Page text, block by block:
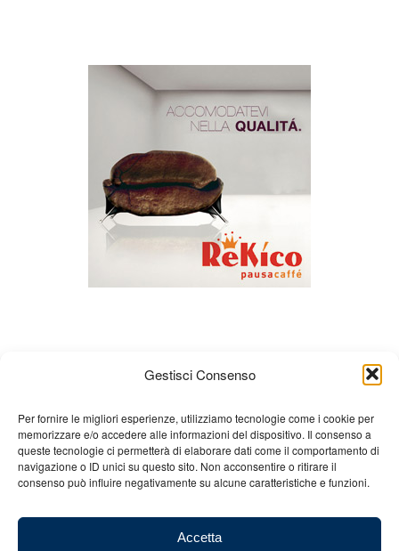
Gestisci Consenso
Per fornire le migliori esperienze, utilizziamo tecnologie come i cookie per
memorizzare e/o accedere alle informazioni del dispositivo. Il consenso a
queste tecnologie ci permetterà di elaborare dati come il comportamento di
navigazione o ID unici su questo sito. Non acconsentire o ritirare il
consenso può influire negativamente su alcune caratteristiche e funzioni.
Accetta
Chi siamo Gian Carlo Minardi
Gear
Merchandising
Partners Contatti